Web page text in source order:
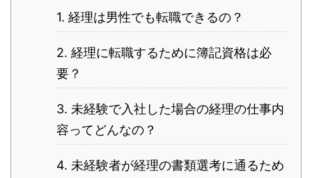
1. 経理は男性でも転職できるの？
2. 経理に転職するために簿記資格は必
要？
3. 未経験で入社した場合の経理の仕事内
容ってどんなの？
4. 未経験者が経理の書類選考に通るため